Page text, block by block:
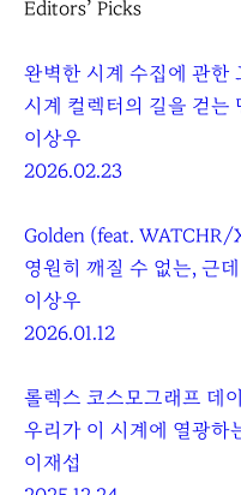
Editors’ Picks
완벽한 시계 수집에 관한
시계 컬렉터의 길을 걷는
이상우
2026.02.23
Golden (feat. WATCHR/
영원히 깨질 수 없는, 근
이상우
2026.01.12
롤렉스 코스모그래프 데
우리가 이 시계에 열광하
이재섭